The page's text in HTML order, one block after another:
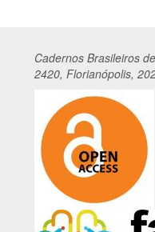
Cadernos Brasileiros
2420, Florianópolis,